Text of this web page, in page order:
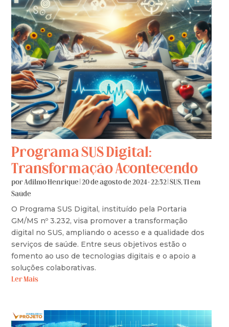
Programa SUS Digital:
Transformação Acontecendo
porAdilmo Henrique |20 de agosto de 2024 - 22:32 |SUS,TI em
Saúde
O Programa SUS Digital, instituído pela Portaria
GM/MS nº 3.232, visa promover a transformação
digital no SUS, ampliando o acesso e a qualidade dos
serviços de saúde. Entre seus objetivos estão o
fomento ao uso de tecnologias digitais e o apoio a
soluções colaborativas.
Ler Mais